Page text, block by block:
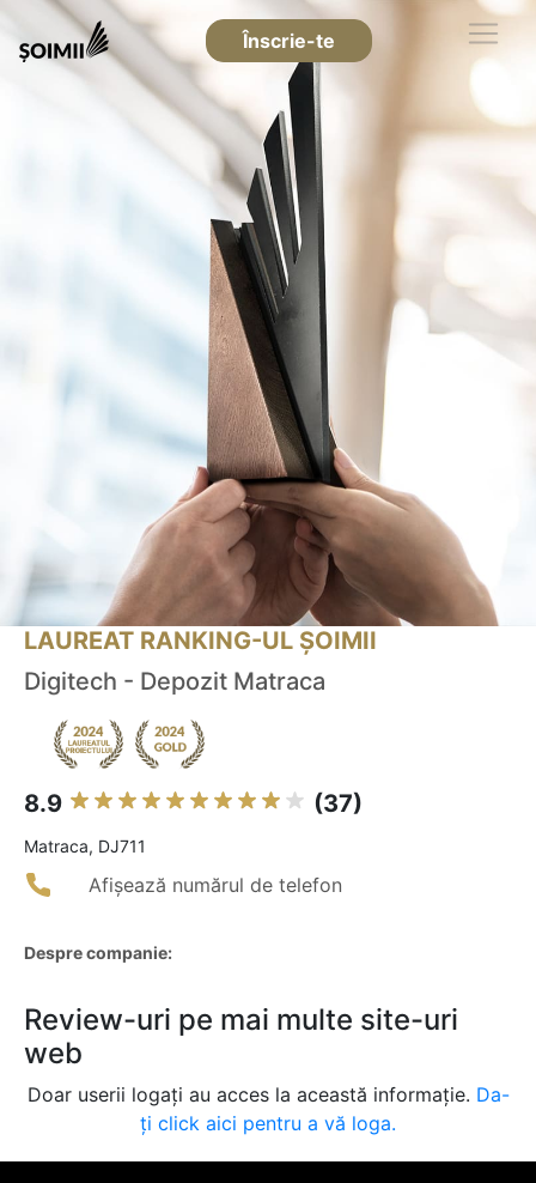
Înscrie-te
LAUREAT RANKING-UL ȘOIMII
Digitech - Depozit Matraca
8.9 (37)
Matraca, DJ711
Afișează numărul de telefon
Despre companie:
Review-uri pe mai multe site-uri
web
Doar userii logați au acces la această informație. Da-
ți click aici pentru a vă loga.